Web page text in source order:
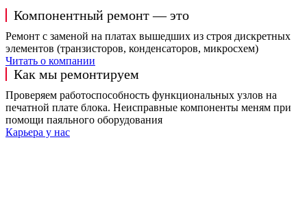
Компонентный ремонт — это
Ремонт с заменой на платах вышедших из строя дискретных
элементов (транзисторов, конденсаторов, микросхем)
Читать о компании
Как мы ремонтируем
Проверяем работоспособность функциональных узлов на
печатной плате блока. Неисправные компоненты меням при
помощи паяльного оборудования
Карьера у нас